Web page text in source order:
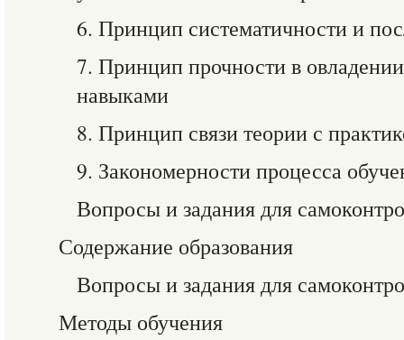
6. Принцип систематичности и
7. Принцип прочности в
навыками
8. Принцип связи теории с
9. Закономерности процесса
Вопросы и задания для
Содержание образования
Вопросы и задания для
Методы обучения